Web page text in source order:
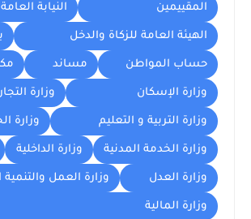
المقييمين النيابة العامة
الهيئة العامة للزكاة والدخل
حساب المواطن مساند
وزارة الإسكان وزارة
وزارة التربية و التعليم وزارة
وزارة الخدمة المدنية وزارة الداخلية
وزارة العدل وزارة العمل والتنمية
وزارة المالية